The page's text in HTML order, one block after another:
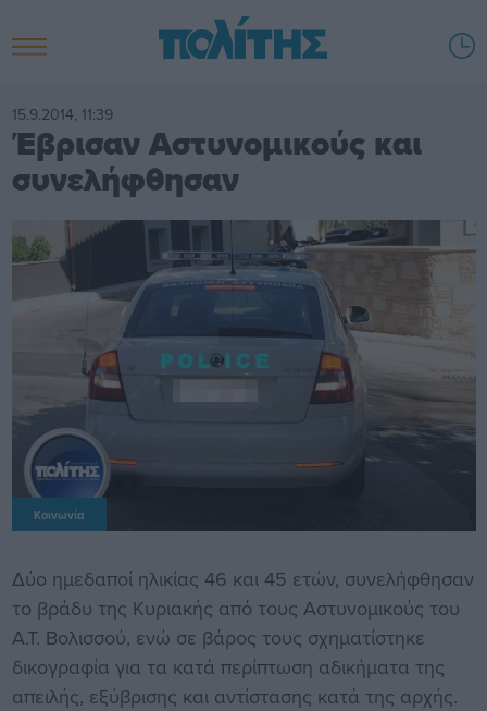
15.9.2014, 11:39
Έβρισαν Αστυνομικούς και
συνελήφθησαν
Κοινωνία
Δύο ημεδαποί ηλικίας 46 και 45 ετών, συνελήφθησαν
το βράδυ της Κυριακής από τους Αστυνομικούς του
Α.Τ. Βολισσού, ενώ σε βάρος τους σχηματίστηκε
δικογραφία για τα κατά περίπτωση αδικήματα της
απειλής, εξύβρισης και αντίστασης κατά της αρχής.